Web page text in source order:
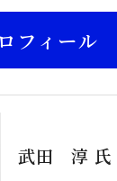
フィール
武田 淳 氏